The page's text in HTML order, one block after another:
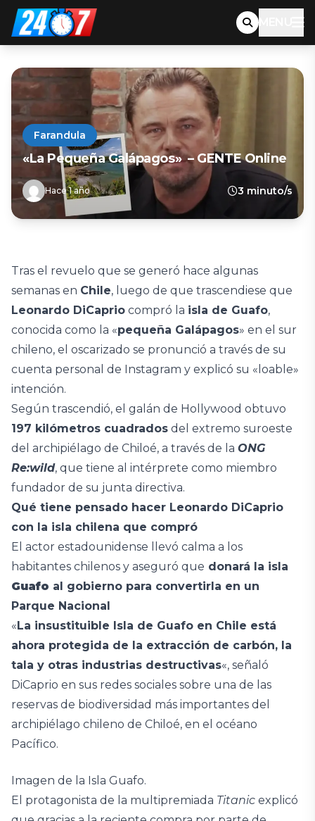
MENU
Farandula
«La Pequeña Galápagos» – GENTE Online
Hace 1 año 3 minuto/s
Tras el revuelo que se generó hace algunas
semanas en Chile, luego de que trascendiese que
Leonardo DiCaprio compró la isla de Guafo,
conocida como la «pequeña Galápagos» en el sur
chileno, el oscarizado se pronunció a través de su
cuenta personal de Instagram y explicó su «loable»
intención.
Según trascendió, el galán de Hollywood obtuvo
197 kilómetros cuadrados del extremo suroeste
del archipiélago de Chiloé, a través de la ONG
Re:wild, que tiene al intérprete como miembro
fundador de su junta directiva.
Qué tiene pensado hacer Leonardo DiCaprio
con la isla chilena que compró
El actor estadounidense llevó calma a los
habitantes chilenos y aseguró que donará la isla
Guafo al gobierno para convertirla en un
Parque Nacional
«La insustituible Isla de Guafo en Chile está
ahora protegida de la extracción de carbón, la
tala y otras industrias destructivas«, señaló
DiCaprio en sus redes sociales sobre una de las
reservas de biodiversidad más importantes del
archipiélago chileno de Chiloé, en el océano
Pacífico.
Imagen de la Isla Guafo.
El protagonista de la multipremiada Titanic explicó